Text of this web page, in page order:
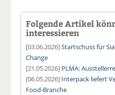
Folgende Artikel
interessieren
[03.06.2026]Startschuss für
Change
[21.05.2026] PLMA:
[06.05.2026] Interpack liefert
Food-Branche